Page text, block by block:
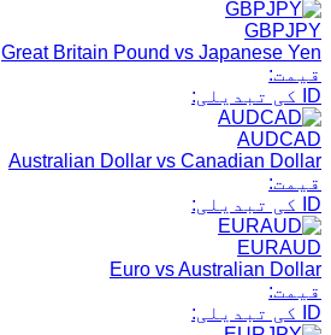
GBPJPY
Great Britain Pound vs Japanese Yen
قیمت:
ID کی تبدیلی:
AUDCAD
Australian Dollar vs Canadian Dollar
قیمت:
ID کی تبدیلی:
EURAUD
Euro vs Australian Dollar
قیمت:
ID کی تبدیلی: